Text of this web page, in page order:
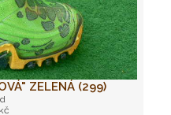
ZELENÁ (299)